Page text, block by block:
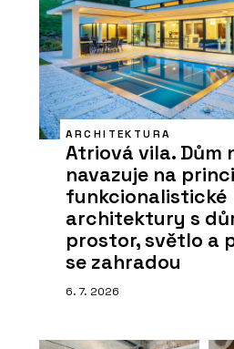
ARCHITEKTURA
Atriová vila. Dům
navazuje na
funkcionalistické
architektury s
prostor, světlo a
se zahradou
6. 7. 2026